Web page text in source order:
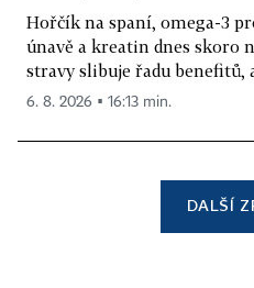
Hořčík na spaní, omega-3
únavě a kreatin dnes skoro
stravy slibuje řadu benefitů,
6. 8. 2026 ▪ 16:13 min.
DALŠÍ